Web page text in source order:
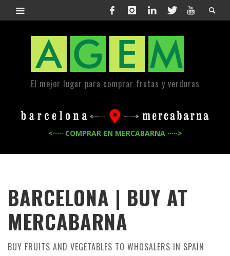
El mejor lugar para comprar frutas y verduras
<····· COMPRAR EN MERCABARNA ·····>
BARCELONA | BUY AT
MERCABARNA
BUY FRUITS AND VEGETABLES TO WHOSALERS IN SPAIN